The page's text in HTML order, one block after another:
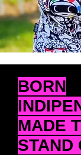
BORN
MADE
STAND